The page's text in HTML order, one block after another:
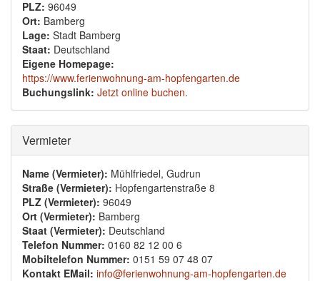
PLZ: 96049
Ort: Bamberg
Lage: Stadt Bamberg
Staat: Deutschland
Eigene Homepage:
https://www.ferienwohnung-am-hopfengarten.de
Buchungslink: Jetzt online buchen.
Ausblenden
Vermieter
Name (Vermieter): Mühlfriedel, Gudrun
Straße (Vermieter): Hopfengartenstraße 8
PLZ (Vermieter): 96049
Ort (Vermieter): Bamberg
Staat (Vermieter): Deutschland
Telefon Nummer: 0160 82 12 00 6
Mobiltelefon Nummer: 0151 59 07 48 07
Kontakt EMail: info@ferienwohnung-am-hopfengarten.de